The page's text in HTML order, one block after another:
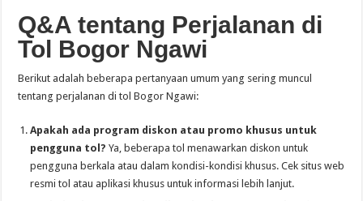
Q&A tentang Perjalanan di
Tol Bogor Ngawi
Berikut adalah beberapa pertanyaan umum yang sering muncul
tentang perjalanan di tol Bogor Ngawi:
Apakah ada program diskon atau promo khusus untuk
pengguna tol? Ya, beberapa tol menawarkan diskon untuk
pengguna berkala atau dalam kondisi-kondisi khusus. Cek situs web
resmi tol atau aplikasi khusus untuk informasi lebih lanjut.